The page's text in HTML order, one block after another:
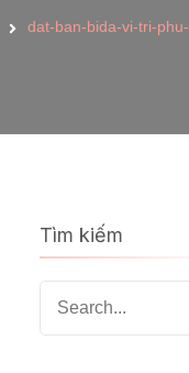
dat-ban-bida-vi-tri-phu-
Tìm kiếm
Search
for: